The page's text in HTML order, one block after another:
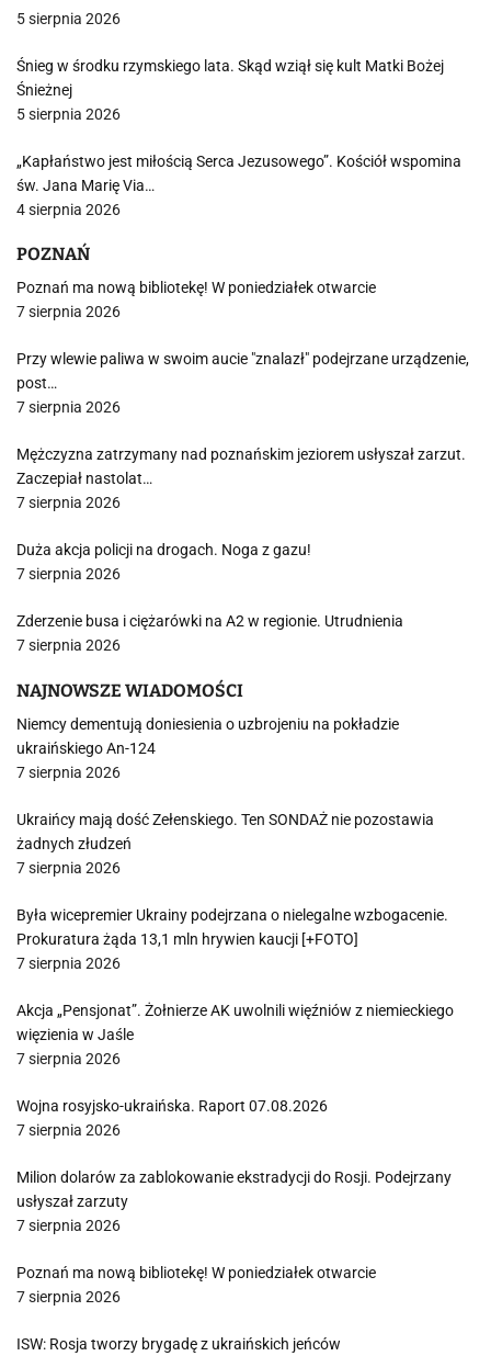
5 sierpnia 2026
Śnieg w środku rzymskiego lata. Skąd wziął się kult Matki Bożej
Śnieżnej
5 sierpnia 2026
„Kapłaństwo jest miłością Serca Jezusowego”. Kościół wspomina
św. Jana Marię Via…
4 sierpnia 2026
POZNAŃ
Poznań ma nową bibliotekę! W poniedziałek otwarcie
7 sierpnia 2026
Przy wlewie paliwa w swoim aucie "znalazł" podejrzane urządzenie,
post…
7 sierpnia 2026
Mężczyzna zatrzymany nad poznańskim jeziorem usłyszał zarzut.
Zaczepiał nastolat…
7 sierpnia 2026
Duża akcja policji na drogach. Noga z gazu!
7 sierpnia 2026
Zderzenie busa i ciężarówki na A2 w regionie. Utrudnienia
7 sierpnia 2026
NAJNOWSZE WIADOMOŚCI
Niemcy dementują doniesienia o uzbrojeniu na pokładzie
ukraińskiego An-124
7 sierpnia 2026
Ukraińcy mają dość Zełenskiego. Ten SONDAŻ nie pozostawia
żadnych złudzeń
7 sierpnia 2026
Była wicepremier Ukrainy podejrzana o nielegalne wzbogacenie.
Prokuratura żąda 13,1 mln hrywien kaucji [+FOTO]
7 sierpnia 2026
Akcja „Pensjonat”. Żołnierze AK uwolnili więźniów z niemieckiego
więzienia w Jaśle
7 sierpnia 2026
Wojna rosyjsko-ukraińska. Raport 07.08.2026
7 sierpnia 2026
Milion dolarów za zablokowanie ekstradycji do Rosji. Podejrzany
usłyszał zarzuty
7 sierpnia 2026
Poznań ma nową bibliotekę! W poniedziałek otwarcie
7 sierpnia 2026
ISW: Rosja tworzy brygadę z ukraińskich jeńców